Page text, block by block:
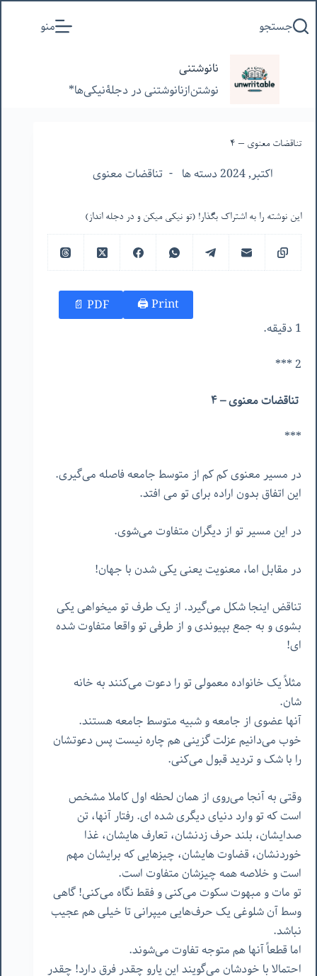
به
جستجو منو
نانوشتنی
نوشتن‌از‌نانوشتنی‌ در‌ دجلۀنیکی‌ها*
تناقضات معنوی – ۴
اکتبر, 2024 دسته ها تناقضات معنوی
این نوشته را به اشتراک بگذار! (تو نیکی میکن و در دجله انداز)
Print 🖨
PDF 📄
1 دقیقه.
2 ***
تناقضات معنوی – ۴
***
در مسیر معنوی کم کم از متوسط جامعه فاصله می‌گیری.
این اتفاق بدون اراده برای تو می افتد.
در این مسیر تو از دیگران متفاوت می‌شوی.
در مقابل اما، معنویت یعنی یکی شدن با جهان!
تناقض اینجا شکل می‌گیرد. از یک طرف تو میخواهی یکی
بشوی و به جمع بپیوندی و از طرفی تو واقعا متفاوت شده
ای!
مثلاً یک خانواده معمولی تو را دعوت می‌کنند به خانه
شان.
آنها عضوی از جامعه و شبیه متوسط جامعه هستند.
خوب می‌دانیم عزلت گزینی هم چاره نیست پس دعوتشان
را با شک و تردید قبول می‌کنی.
وقتی به آنجا می‌روی از همان لحظه اول کاملا مشخص
است که تو وارد دنیای دیگری شده ای. رفتار آنها، تن
صدایشان، بلند حرف زدنشان، تعارف هایشان، غذا
خوردنشان، قضاوت هایشان، چیزهایی که برایشان مهم
است و خلاصه همه چیزشان متفاوت است.
تو مات و مبهوت سکوت می‌کنی و فقط نگاه می‌کنی! گاهی
وسط آن شلوغی یک حرف‌هایی میپرانی تا خیلی هم عجیب
نباشد.
اما قطعاً آنها هم متوجه تفاوت می‌شوند.
احتمالا با خودشان می‌گویند این یارو چقدر فرق دارد! چقدر